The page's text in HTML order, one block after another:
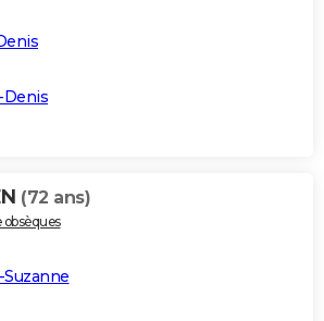
Denis
(72 ans)